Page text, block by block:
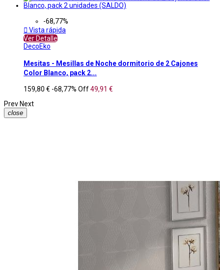
-68,77%
 Vista rápida
Ver Detalle
DecoEko
Mesitas - Mesillas de Noche dormitorio de 2 Cajones
Color Blanco, pack 2...
159,80 € -68,77% Off49,91 €
Prev Next
close